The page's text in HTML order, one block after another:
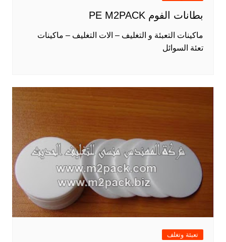
بطانات الفوم PE M2PACK
ماكينات التعبئة و التغليف – الات التغليف – ماكينات
تعئة السوائل
تعبئة وتغلف